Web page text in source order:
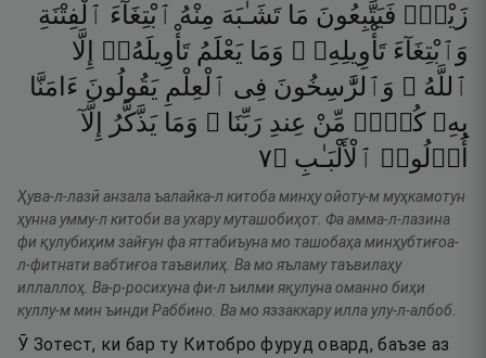
زَيْغٌۭ فَيَتَّبِعُونَ مَا تَشَـٰبَهَ مِنْهُ ٱبْتِغَآءَ ٱلْفِتْنَةِ
وَٱبْتِغَآءَ تَأْوِيلِهِۦ ۗ وَمَا يَعْلَمُ تَأْوِيلَهُۥٓ
إِلَّا
ٱللَّهُ ۗ وَٱلرَّٰسِخُونَ فِى ٱلْعِلْمِ يَقُولُونَ ءَامَنَّا
بِهِۦ كُلٌّۭ مِّنْ عِندِ رَبِّنَا ۗ وَمَا يَذَّكَّرُ
إِلَّآ
أُو۟لُوا۟ ٱلْأَلْبَـٰبِ ۝٧
Ҳува-л-лазӣ анзала ъалайка-л китоба минҳу ойоту-м муҳкамотун
ҳунна умму-л китоби ва ухару муташобиҳот. Фа амма-л-лазина
фи қулубиҳим зайғун фа яттабиъуна мо ташобаҳа минҳубтиғоа-
л-фитнати вабтиғоа таъвилиҳ. Ва мо яъламу таъвилаҳу
иллаллоҳ. Ва-р-росихуна фи-л ъилми яқулуна оманно биҳи
куллу-м мин ъинди Раббино. Ва мо яззаккару илла улу-л-албоб.
Ӯ Зотест, ки бар ту Китобро фуруд овард, баъзе аз